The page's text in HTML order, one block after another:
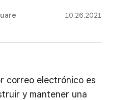
10.26.2021
correo electrónico es
y mantener una